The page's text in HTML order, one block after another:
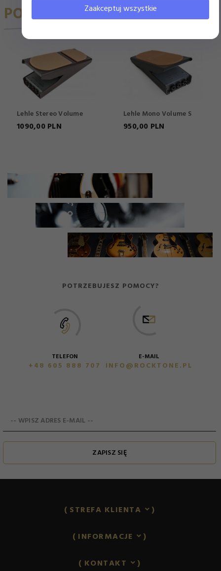
POLECAMY
Lehle Stereo Volume
1090,00 PLN
Lehle Mono Volume S
950,00 PLN
POTRZEBUJESZ POMOCY?
TELEFON
+48 605 888 707
E-MAIL
INFO@ROCKTONE.PL
-- WPISZ ADRES E-MAIL --
ZAPISZ SIĘ
STREFA KLIENTA
INFORMACJE
KONTAKT
Zaakceptuj wszystkie